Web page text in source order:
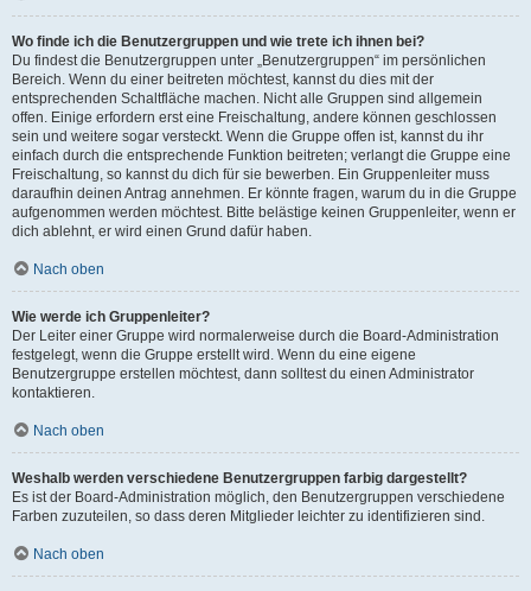
Wo finde ich die Benutzergruppen und wie trete ich ihnen bei?
Du findest die Benutzergruppen unter „Benutzergruppen“ im persönlichen
Bereich. Wenn du einer beitreten möchtest, kannst du dies mit der
entsprechenden Schaltfläche machen. Nicht alle Gruppen sind allgemein
offen. Einige erfordern erst eine Freischaltung, andere können geschlossen
sein und weitere sogar versteckt. Wenn die Gruppe offen ist, kannst du ihr
einfach durch die entsprechende Funktion beitreten; verlangt die Gruppe eine
Freischaltung, so kannst du dich für sie bewerben. Ein Gruppenleiter muss
daraufhin deinen Antrag annehmen. Er könnte fragen, warum du in die Gruppe
aufgenommen werden möchtest. Bitte belästige keinen Gruppenleiter, wenn er
dich ablehnt, er wird einen Grund dafür haben.
Nach oben
Wie werde ich Gruppenleiter?
Der Leiter einer Gruppe wird normalerweise durch die Board-Administration
festgelegt, wenn die Gruppe erstellt wird. Wenn du eine eigene
Benutzergruppe erstellen möchtest, dann solltest du einen Administrator
kontaktieren.
Nach oben
Weshalb werden verschiedene Benutzergruppen farbig dargestellt?
Es ist der Board-Administration möglich, den Benutzergruppen verschiedene
Farben zuzuteilen, so dass deren Mitglieder leichter zu identifizieren sind.
Nach oben